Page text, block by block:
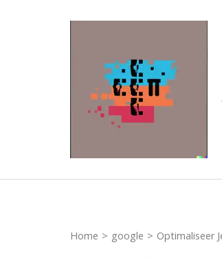
Home > google > Optimaliseer